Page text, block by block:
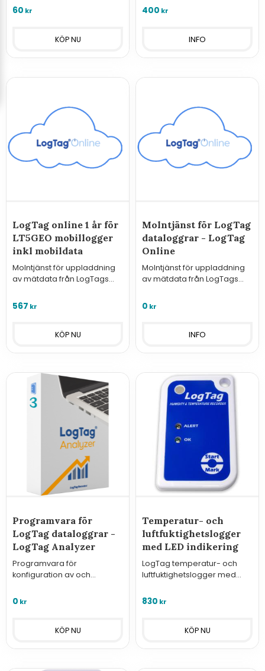
temperaturgivare (ST100K)
60 kr 400 kr
INFO
LogTag online 1 år för
LT5GEO mobillogger
inkl mobildata
Molntjänst för uppladdning
av mätdata från LogTags
månaders abonnemang
567 kr
Molntjänst för LogTag
dataloggrar - LogTag
Online
Molntjänst för uppladdning
av mätdata från LogTags
0 kr
INFO
Programvara för
LogTag dataloggrar -
LogTag Analyzer
Programvara för
konfiguration av och
LogTags dataloggrar.
0 kr
Temperatur- och
luftfuktighetslogger
med LED indikering
LogTag temperatur- och
luftfuktighetslogger med
830 kr